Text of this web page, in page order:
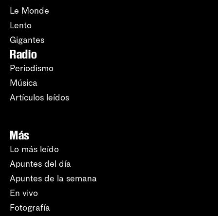
Le Monde
Lento
Gigantes
Radio
Periodismo
Música
Artículos leídos
Más
Lo más leído
Apuntes del día
Apuntes de la semana
En vivo
Fotografía